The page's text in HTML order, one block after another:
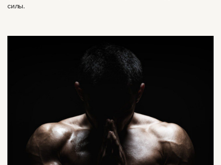
силы.